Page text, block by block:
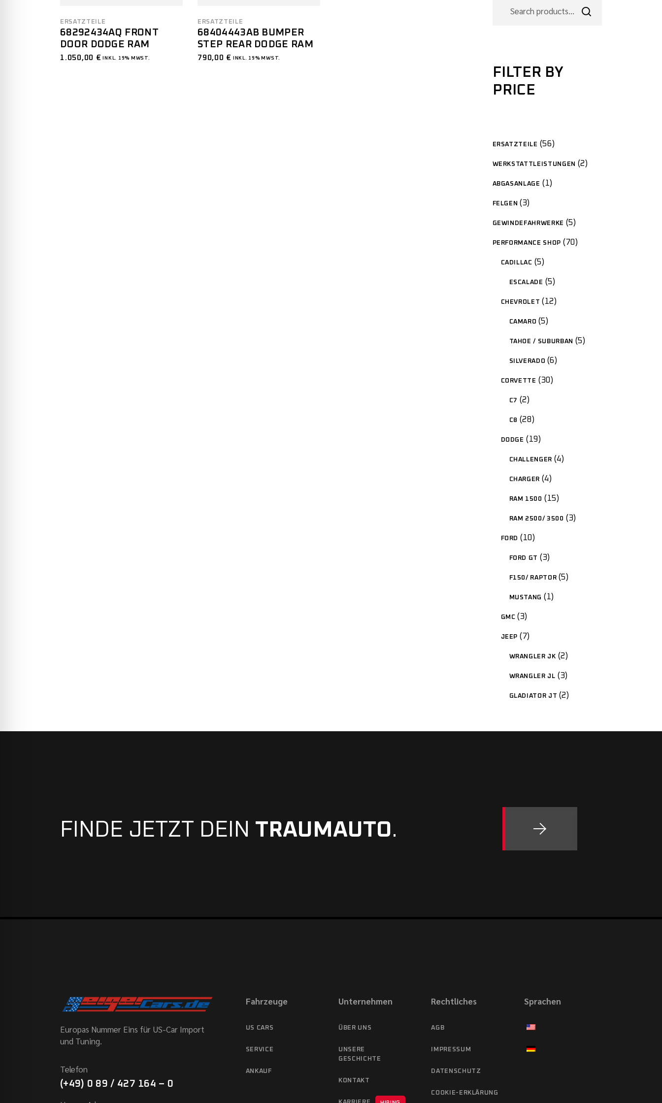
ERSATZTEILE
68292434AQ FRONT
DOOR DODGE RAM
1.050,00 € INKL. 19% MWST.
ERSATZTEILE
68404443AB BUMPER
STEP REAR DODGE RAM
790,00 € INKL. 19% MWST.
FILTER BY
PRICE
ERSATZTEILE 56
WERKSTATTLEISTUNGEN 2
ABGASANLAGE 1
FELGEN 3
GEWINDEFAHRWERKE 5
PERFORMANCE SHOP 70
CADILLAC 5
ESCALADE 5
CHEVROLET 12
CAMARO 5
TAHOE / SUBURBAN 5
SILVERADO 6
CORVETTE 30
C7 2
C8 28
DODGE 19
CHALLENGER 4
CHARGER 4
RAM 1500 15
RAM 2500/ 3500 3
FORD 10
FORD GT 3
F150/ RAPTOR 5
MUSTANG 1
GMC 3
JEEP 7
WRANGLER JK 2
WRANGLER JL 3
GLADIATOR JT 2
FINDE JETZT DEIN TRAUMAUTO.
Europas Nummer Eins für US-Car Import
und Tuning.
Telefon
(+49) 0 89 / 427 164 – 0
Fahrzeuge
US CARS
SERVICE
ANKAUF
Unternehmen
ÜBER UNS
UNSERE
GESCHICHTE
KONTAKT
Rechtliches
AGB
IMPRESSUM
DATENSCHUTZ
COOKIE-ERKLÄRUNG
Sprachen